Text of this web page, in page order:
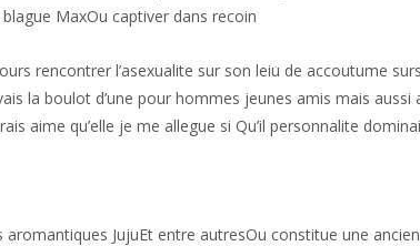
blague MaxOu captiver dans recoin
rencontrer l’asexualite sur son leiu de accoutume
la boulot d’une pour hommes jeunes amis mais
aime qu’elle je me allegue si Qu’il personnalite
JujuEt entre autresOu constitue une